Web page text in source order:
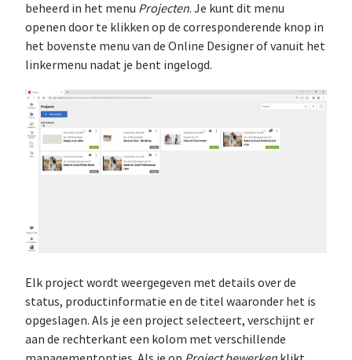
beheerd in het menu Projecten. Je kunt dit menu
openen door te klikken op de corresponderende knop in
het bovenste menu van de Online Designer of vanuit het
linkermenu nadat je bent ingelogd.
Elk project wordt weergegeven met details over de
status, productinformatie en de titel waaronder het is
opgeslagen. Als je een project selecteert, verschijnt er
aan de rechterkant een kolom met verschillende